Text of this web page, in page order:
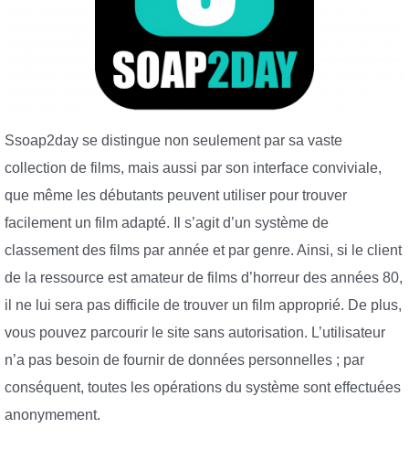
Ssoap2day se distingue non seulement par sa vaste
collection de films, mais aussi par son interface conviviale,
que même les débutants peuvent utiliser pour trouver
facilement un film adapté. Il s’agit d’un système de
classement des films par année et par genre. Ainsi, si le client
de la ressource est amateur de films d’horreur des années 80,
il ne lui sera pas difficile de trouver un film approprié. De plus,
vous pouvez parcourir le site sans autorisation. L’utilisateur
n’a pas besoin de fournir de données personnelles ; par
conséquent, toutes les opérations du système sont effectuées
anonymement.